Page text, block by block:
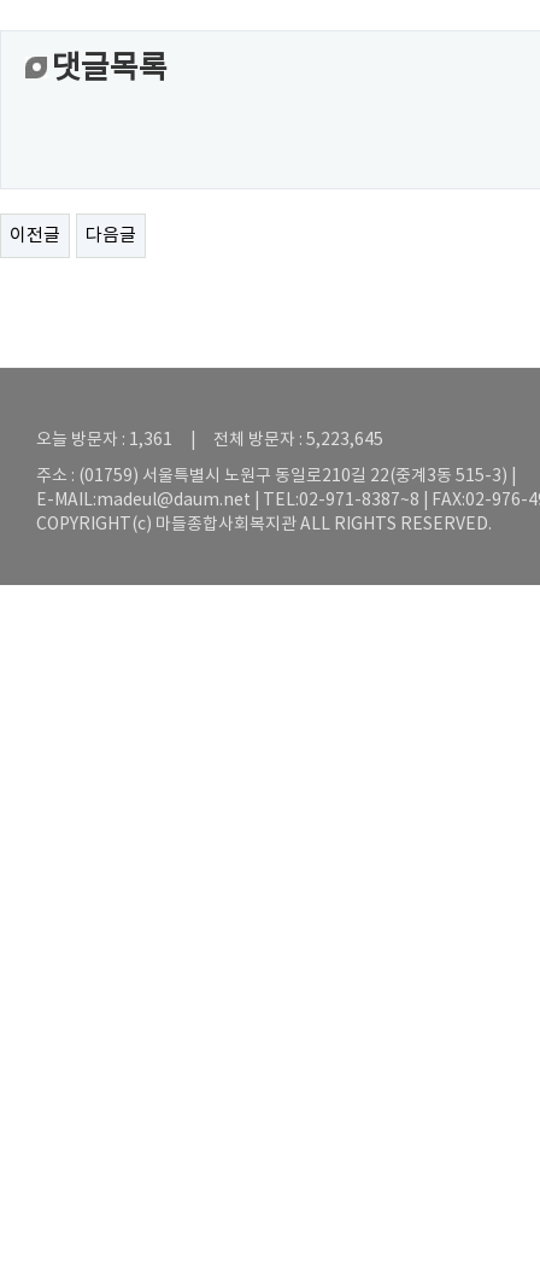
댓글목록
이전글 다음글
오늘 방문자 : 1,361 | 전체 방문자 : 5,223,645
주소 : (01759) 서울특별시 노원구 동일로210길 22(중계3동 515-3) |
E-MAIL:madeul@daum.net | TEL:02-971-8387~8 | FAX:02-976-
COPYRIGHT(c) 마들종합사회복지관 ALL RIGHTS RESERVED.